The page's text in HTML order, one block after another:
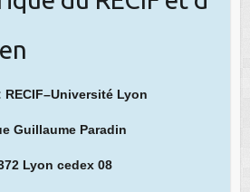
RECIF–Université Lyon
Guillaume Paradin
Lyon cedex 08